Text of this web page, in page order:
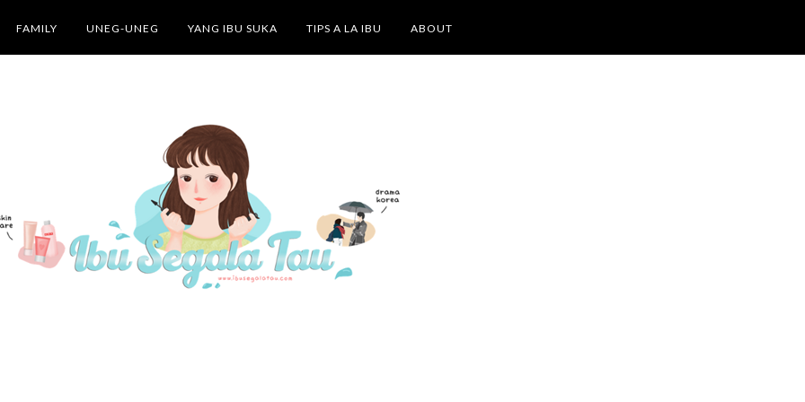
FAMILY UNEG-UNEG YANG IBU SUKA TIPS A LA IBU ABOUT